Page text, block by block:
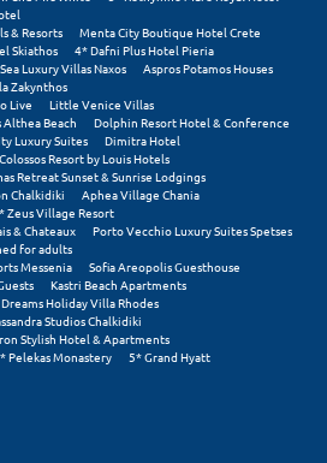
& Resorts
Menta City Boutique Hotel Crete
Skiathos
4* Dafni Plus Hotel Pieria
Luxury Villas Naxos
Aspros Potamos Houses
Zakynthos
Live
Little Venice Villas
Althea Beach
Dolphin Resort Hotel & Conference
Luxury Suites
Dimitra Hotel
Resort by Louis Hotels
Retreat Sunset & Sunrise Lodgings
Chalkidiki
Aphea Village Chania
Zeus Village Resort
& Chateaux
Porto Vecchio Luxury Suites Spetses
for adults
Messenia
Sofia Areopolis Guesthouse
Kastri Beach Apartments
Holiday Villa Rhodes
Studios Chalkidiki
Stylish Hotel & Apartments
Pelekas Monastery 5* Grand Hyatt